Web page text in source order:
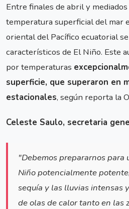
Entre finales de abril y mediados
temperatura superficial del mar
oriental del Pacífico ecuatorial
característicos de El Niño. Este
por temperaturas
superficie, que superaron en
estacionales, según reporta la
Celeste Saulo, secretaria
"Debemos prepararnos para
Niño potencialmente
sequía y las lluvias intensas
de olas de calor tanto en las